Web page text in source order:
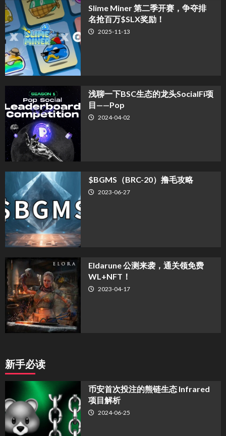
Slime Miner 第二季开赛，争夺排
名抢百万$SLX奖励！
2025-11-13
浅聊一下BSC生态的龙头SocialFi项
目——Pop
2024-04-02
$BGMS（BRC-20）撸毛攻略
2023-06-27
Eldarune 公测来袭，通关领免费
WL+NFT！
2023-04-17
新手必读
币安首次投注的熊链生态 Infrared
项目解析
2024-06-25